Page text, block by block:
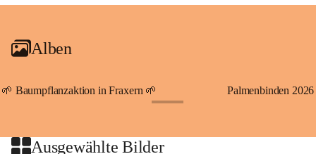
An Samstagen, Sonn- und Feiertagen können Sie bequem
persönlichen Linienbus zur gewünschten Zeit zu Ihrer
Haltestelle bestellen. Sowohl von Weiler kommend nach
beide Fahrten Weiler-Fraxern-Weiler.
Alben
🌱 Baumpflanzaktion in Fraxern 🌱 Palmenbinden 2026
Ausgewählte Bilder